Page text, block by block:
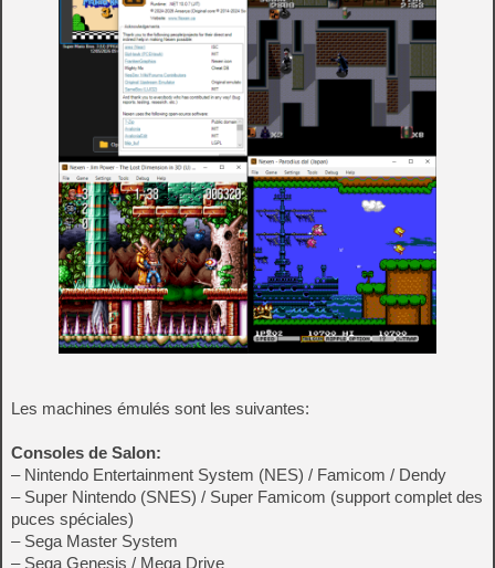
Les machines émulés sont les suivantes:
Consoles de Salon:
– Nintendo Entertainment System (NES) / Famicom / Dendy
– Super Nintendo (SNES) / Super Famicom (support complet des
puces spéciales)
– Sega Master System
– Sega Genesis / Mega Drive